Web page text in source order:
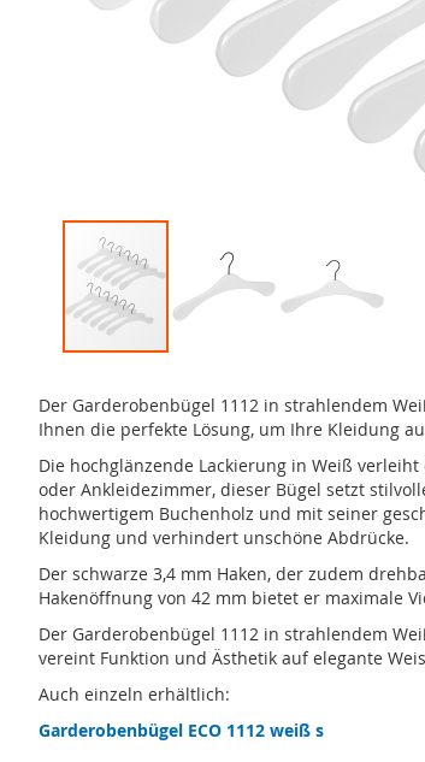
der
Bildergalerie
springen
Der Garderobenbügel 1112 in strahlendem
Ihnen die perfekte Lösung, um Ihre Kleidung
Die hochglänzende Lackierung in Weiß
oder Ankleidezimmer, dieser Bügel setzt
hochwertigem Buchenholz und mit seiner
Kleidung und verhindert unschöne Abdrücke.
Der schwarze 3,4 mm Haken, der zudem
Hakenöffnung von 42 mm bietet er maximale
Der Garderobenbügel 1112 in strahlendem
vereint Funktion und Ästhetik auf elegante
Auch einzeln erhältlich:
Garderobenbügel ECO 1112 weiß s